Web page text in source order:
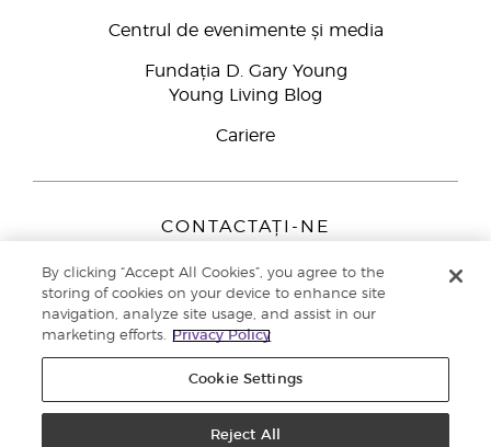
Centrul de evenimente și media
Fundația D. Gary Young
Young Living Blog
Cariere
CONTACTAȚI-NE
Peizerweg 97
9727 AJ Groningen
Netherlands
Înscriere Brand Partners0800 890113
Politica de confidențialitate
By clicking “Accept All Cookies”, you agree to the
storing of cookies on your device to enhance site
navigation, analyze site usage, and assist in our
marketing efforts.
Privacy Policy
Cookie Settings
Reject All